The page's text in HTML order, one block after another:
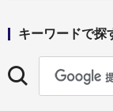
キーワードで探